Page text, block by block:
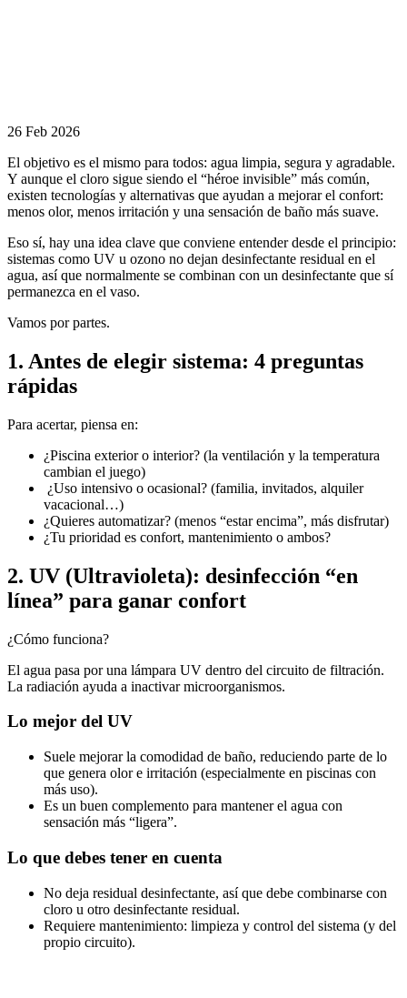
26 Feb 2026
El objetivo es el mismo para todos: agua limpia, segura y agradable.
Y aunque el cloro sigue siendo el “héroe invisible” más común,
existen tecnologías y alternativas que ayudan a mejorar el confort:
menos olor, menos irritación y una sensación de baño más suave.
Eso sí, hay una idea clave que conviene entender desde el principio:
sistemas como UV u ozono no dejan desinfectante residual en el
agua, así que normalmente se combinan con un desinfectante que sí
permanezca en el vaso.
Vamos por partes.
1. Antes de elegir sistema: 4 preguntas
rápidas
Para acertar, piensa en:
¿Piscina exterior o interior? (la ventilación y la temperatura
cambian el juego)
¿Uso intensivo o ocasional? (familia, invitados, alquiler
vacacional…)
¿Quieres automatizar? (menos “estar encima”, más disfrutar)
¿Tu prioridad es confort, mantenimiento o ambos?
2. UV (Ultravioleta): desinfección “en
línea” para ganar confort
¿Cómo funciona?
El agua pasa por una lámpara UV dentro del circuito de filtración.
La radiación ayuda a inactivar microorganismos.
Lo mejor del UV
Suele mejorar la comodidad de baño, reduciendo parte de lo
que genera olor e irritación (especialmente en piscinas con
más uso).
Es un buen complemento para mantener el agua con
sensación más “ligera”.
Lo que debes tener en cuenta
No deja residual desinfectante, así que debe combinarse con
cloro u otro desinfectante residual.
Requiere mantenimiento: limpieza y control del sistema (y del
propio circuito).